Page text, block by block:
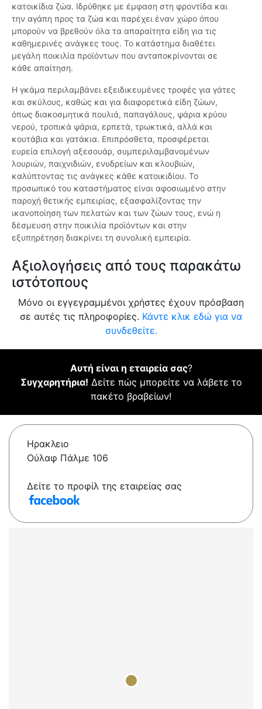
κατοικίδια ζώα. Ιδρύθηκε με έμφαση στη φροντίδα και
την αγάπη προς τα ζώα και παρέχει έναν χώρο όπου
μπορούν να βρεθούν όλα τα απαραίτητα είδη για τις
καθημερινές ανάγκες τους. Το κατάστημα διαθέτει
μεγάλη ποικιλία προϊόντων που ανταποκρίνονται σε
κάθε απαίτηση.
Η γκάμα περιλαμβάνει εξειδικευμένες τροφές για γάτες
και σκύλους, καθώς και για διαφορετικά είδη ζώων,
όπως διακοσμητικά πουλιά, παπαγάλους, ψάρια κρύου
νερού, τροπικά ψάρια, ερπετά, τρωκτικά, αλλά και
κουτάβια και γατάκια. Επιπρόσθετα, προσφέρεται
ευρεία επιλογή αξεσουάρ, συμπεριλαμβανομένων
λουριών, παιχνιδιών, ενυδρείων και κλουβιών,
καλύπτοντας τις ανάγκες κάθε κατοικιδίου. Το
προσωπικό του καταστήματος είναι αφοσιωμένο στην
παροχή θετικής εμπειρίας, εξασφαλίζοντας την
ικανοποίηση των πελατών και των ζώων τους, ενώ η
δέσμευση στην ποικιλία προϊόντων και στην
εξυπηρέτηση διακρίνει τη συνολική εμπειρία.
Αξιολογήσεις από τους παρακάτω
ιστότοπους
Μόνο οι εγγεγραμμένοι χρήστες έχουν πρόσβαση
σε αυτές τις πληροφορίες. Κάντε κλικ εδώ για να
συνδεθείτε.
Αυτή είναι η εταιρεία σας?
Συγχαρητήρια! Δείτε πώς μπορείτε να λάβετε το
πακέτο βραβείων!
Ηρακλειο
Ούλαφ Πάλμε 106
Δείτε το προφίλ της εταιρείας σας